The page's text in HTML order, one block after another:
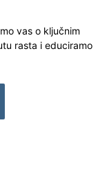
vas o ključnim
rasta i educiramo